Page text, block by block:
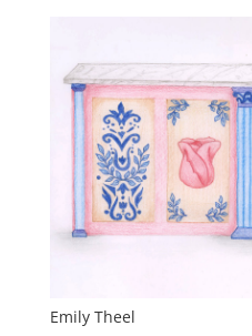
Emily Theel